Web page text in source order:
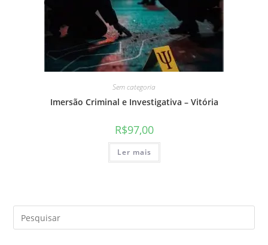
Sem categoria
Imersão Criminal e Investigativa – Vitória
R$97,00
Ler mais